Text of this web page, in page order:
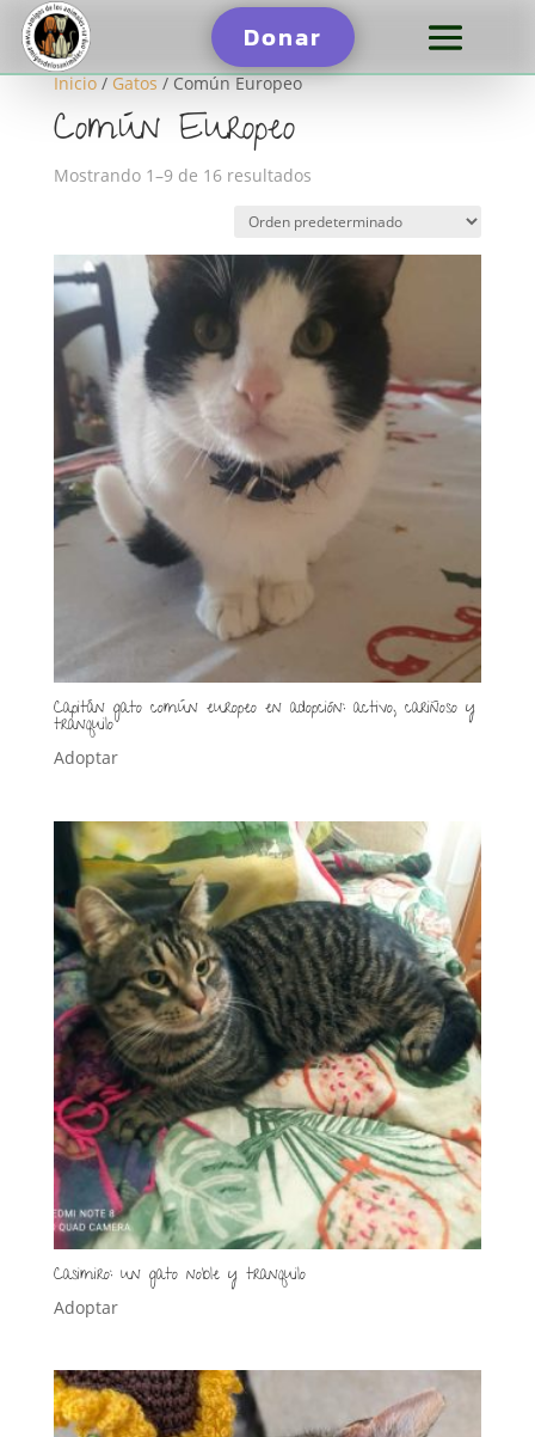
Donar
Inicio/Gatos/ Común Europeo
Común Europeo
Mostrando 1–9 de 16 resultados
Capitán gato común europeo en adopción: activo, cariñoso y
tranquilo
Adoptar
Casimiro: un gato noble y tranquilo
Adoptar